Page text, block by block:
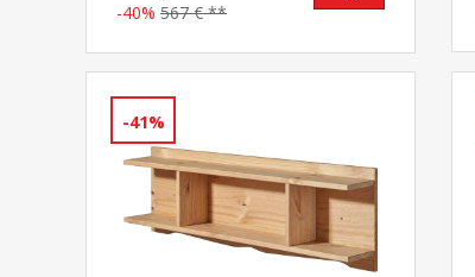
-40% 567 € **
-41%